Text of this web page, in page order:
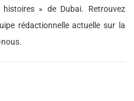
histoires » de Dubai. Retrouvez
rédactionnelle actuelle sur la